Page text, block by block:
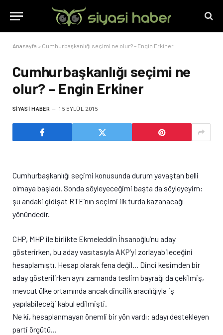
Anasayfa » Cumhurbaşkanlığı seçimi ne olur? – Engin Erkiner
Cumhurbaşkanlığı seçimi ne
olur? – Engin Erkiner
SIYASI HABER 15 EYLÜL 2015
Cumhurbaşkanlığı seçimi konusunda durum yavaştan belli
olmaya başladı. Sonda söyleyeceğimi başta da söyleyeyim:
şu andaki gidişat RTE’nın seçimi ilk turda kazanacağı
yönündedir.
CHP, MHP ile birlikte Ekmeleddin İhsanoğlu’nu aday
gösterirken, bu aday vasıtasıyla AKP’yi zorlayabileceğini
hesaplamıştı. Hesap olarak fena değil… Dinci kesimden bir
aday gösterilirken aynı zamanda teslim bayrağı da çekilmiş,
mevcut ülke ortamında ancak dincilik aracılığıyla iş
yapılabileceği kabul edilmişti.
Ne ki, hesaplanmayan önemli bir yön vardı: adayı destekleyen
parti örgütü…